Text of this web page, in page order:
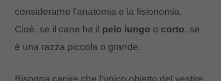
considerarne l’anatomia e la fisionomia.
Cioè, se il cane ha il pelo lungo o corto, se
è una razza piccola o grande.
Bisogna capire che l’unico obietto del vestire